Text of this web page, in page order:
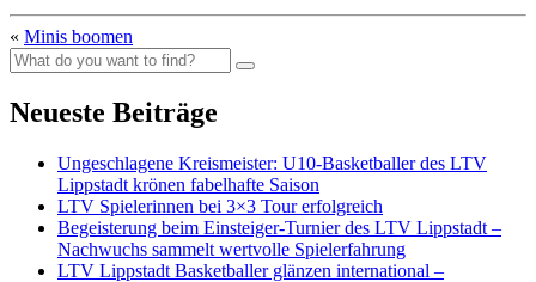
« Minis boomen
Neueste Beiträge
Ungeschlagene Kreismeister: U10-Basketballer des LTV
Lippstadt krönen fabelhafte Saison
LTV Spielerinnen bei 3×3 Tour erfolgreich
Begeisterung beim Einsteiger-Turnier des LTV Lippstadt –
Nachwuchs sammelt wertvolle Spielerfahrung
LTV Lippstadt Basketballer glänzen international –